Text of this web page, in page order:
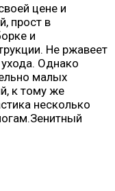
цене и
прост в
и
Не ржавеет
Однако
малых
к тому же
несколько